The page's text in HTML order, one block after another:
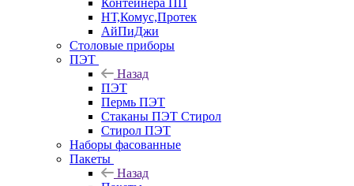
Контейнера ПП
НТ,Комус,Протек
АйПиДжи
Столовые приборы
ПЭТ
Назад
ПЭТ
Пермь ПЭТ
Стаканы ПЭТ Стирол
Стирол ПЭТ
Наборы фасованные
Пакеты
Назад